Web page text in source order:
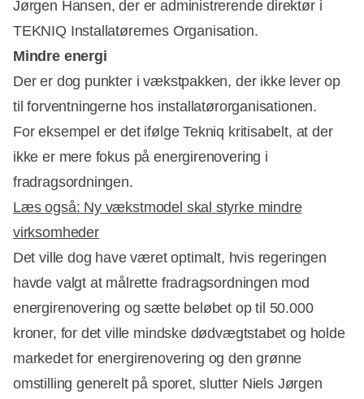
Jørgen Hansen, der er administrerende direktør i
TEKNIQ Installatørernes Organisation.
Mindre energi
Der er dog punkter i vækstpakken, der ikke lever op
til forventningerne hos installatørorganisationen.
For eksempel er det ifølge Tekniq kritisabelt, at der
ikke er mere fokus på energirenovering i
fradragsordningen.
Læs også: Ny vækstmodel skal styrke mindre
virksomheder
Det ville dog have været optimalt, hvis regeringen
havde valgt at målrette fradragsordningen mod
energirenovering og sætte beløbet op til 50.000
kroner, for det ville mindske dødvægtstabet og holde
markedet for energirenovering og den grønne
omstilling generelt på sporet, slutter Niels Jørgen